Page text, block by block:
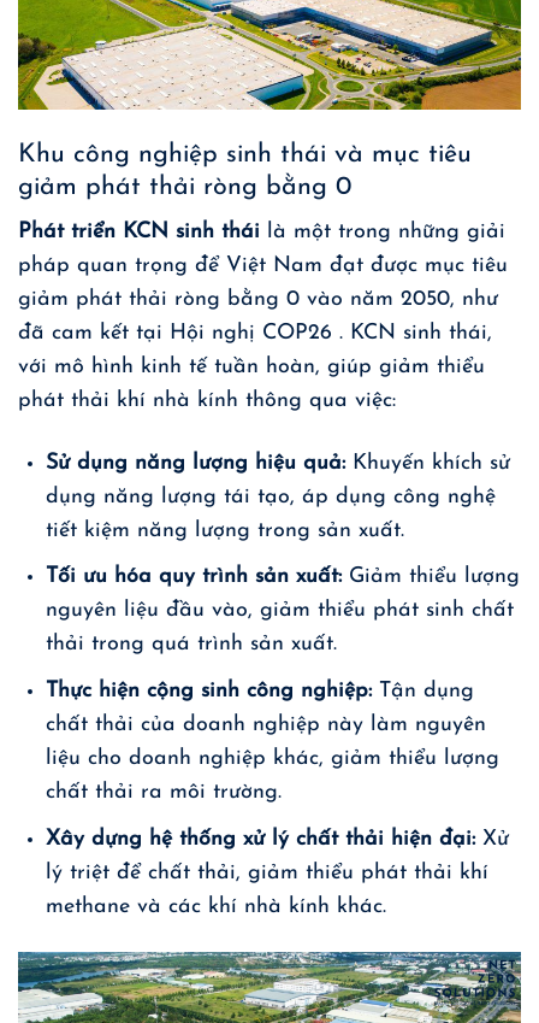
Khu công nghiệp sinh thái và mục tiêu
giảm phát thải ròng bằng 0
Phát triển KCN sinh thái
là một trong những giải
pháp quan trọng để Việt Nam đạt được mục tiêu
giảm phát thải ròng bằng 0 vào năm 2050, như
đã cam kết tại Hội nghị COP26 . KCN sinh thái,
với mô hình kinh tế tuần hoàn, giúp giảm thiểu
phát thải khí nhà kính thông qua việc:
Sử dụng năng lượng hiệu quả:Khuyến khích sử
dụng năng lượng tái tạo, áp dụng công nghệ
tiết kiệm năng lượng trong sản xuất.
Tối ưu hóa quy trình sản xuất:Giảm thiểu lượng
nguyên liệu đầu vào, giảm thiểu phát sinh chất
thải trong quá trình sản xuất.
Thực hiện cộng sinh công nghiệp:Tận dụng
chất thải của doanh nghiệp này làm nguyên
liệu cho doanh nghiệp khác, giảm thiểu lượng
chất thải ra môi trường.
Xây dựng hệ thống xử lý chất thải hiện đại:Xử
lý triệt để chất thải, giảm thiểu phát thải khí
methane và các khí nhà kính khác.